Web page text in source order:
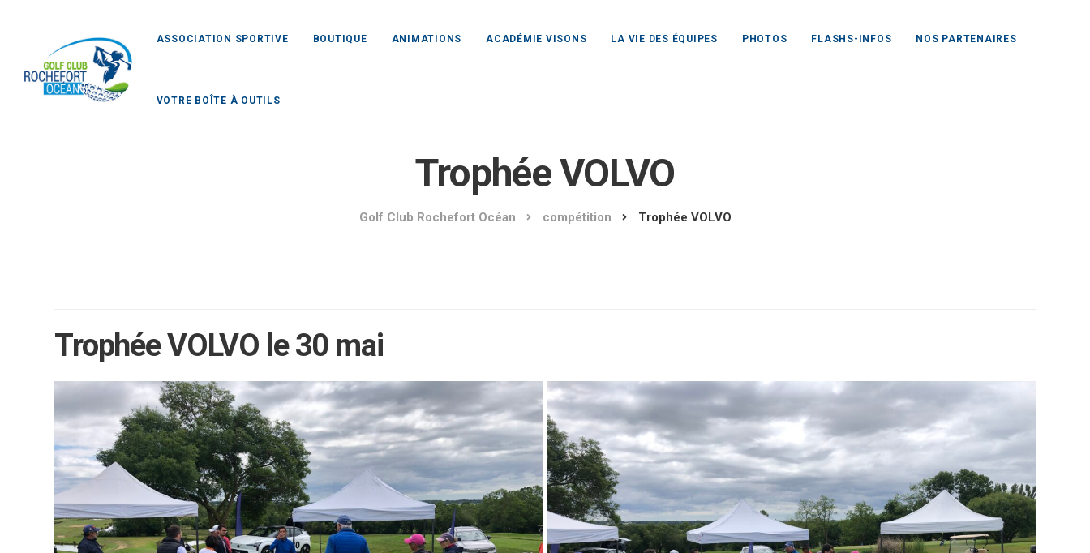
ASSOCIATION SPORTIVE BOUTIQUE ANIMATIONS ACADÉMIE VISONS LA VIE DES ÉQUIPES PHOTOS FLASHS-INFOS NOS PARTENAIRES
VOTRE BOÎTE À OUTILS
Trophée VOLVO
Golf Club Rochefort Océan compétition Trophée VOLVO
Trophée VOLVO le 30 mai